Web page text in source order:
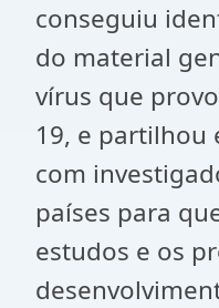
conseguiu
do material
vírus que
19, e partilhou
com
países para
estudos e os